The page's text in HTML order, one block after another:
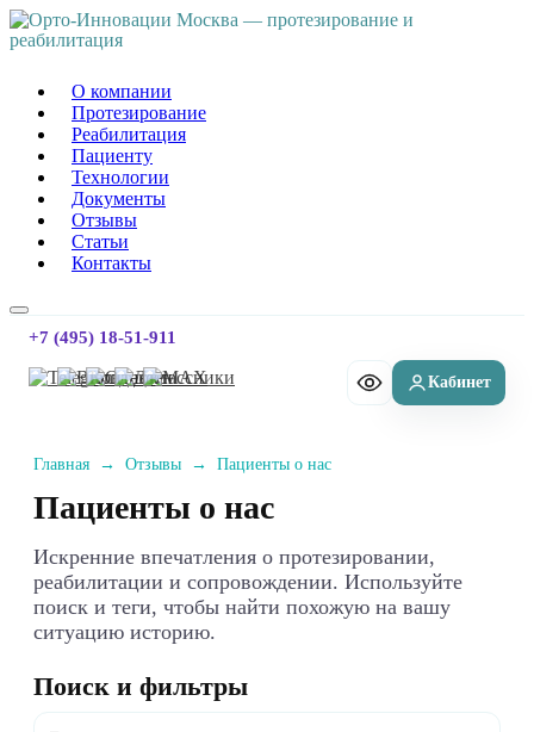
Орто-Инновации Москва
О компании
Протезирование
Реабилитация
Пациенту
Технологии
Документы
Отзывы
Статьи
Контакты
+7 (495) 18-51-911
Главная → Отзывы → Пациенты о нас
Пациенты о нас
Искренние впечатления о протезировании,
реабилитации и сопровождении. Используйте
поиск и теги, чтобы найти похожую на вашу
ситуацию историю.
Поиск и фильтры